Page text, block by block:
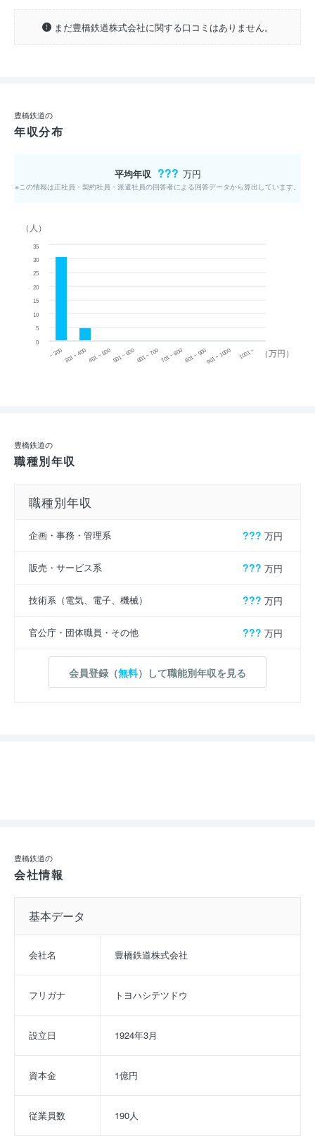
まだ豊橋鉄道株式会社に関する口コミはありません。
豊橋鉄道の
年収分布
平均年収 ??? 万円
※この情報は正社員・契約社員・派遣社員の回答者による回答データから算出しています。
（万円）
（人）
~ 300 301 ~ 400 401 ~ 500501 ~ 600601 ~ 700701 ~ 800801 ~ 900901 ~ 1000 1001 ~
0
5
10
15
20
25
30
35
豊橋鉄道の
職種別年収
職種別年収
企画・事務・管理系 ??? 万円
販売・サービス系 ??? 万円
技術系（電気、電子、機械） ??? 万円
官公庁・団体職員・その他 ??? 万円
会員登録（無料）して職能別年収を見る
豊橋鉄道の
会社情報
基本データ
会社名 豊橋鉄道株式会社
フリガナ トヨハシテツドウ
設立日 1924年3月
資本金 1億円
従業員数 190人